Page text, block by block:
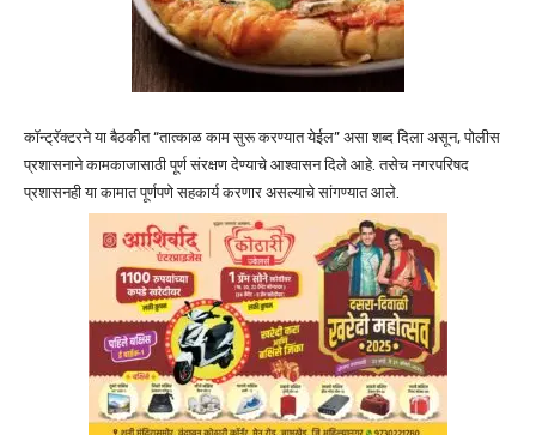
कॉन्ट्रॅक्टरने या बैठकीत “तात्काळ काम सुरू करण्यात येईल” असा शब्द दिला असून, पोलीस
प्रशासनाने कामकाजासाठी पूर्ण संरक्षण देण्याचे आश्वासन दिले आहे. तसेच नगरपरिषद
प्रशासनही या कामात पूर्णपणे सहकार्य करणार असल्याचे सांगण्यात आले.